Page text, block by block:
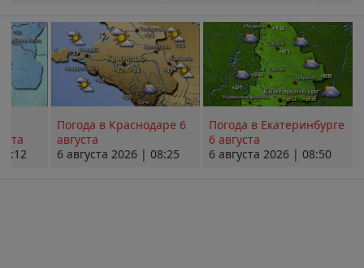
Погода в Краснодаре 6
августа
6 августа 2026 | 08:25
Погода в Екатеринбурге
6 августа
6 августа 2026 | 08:50